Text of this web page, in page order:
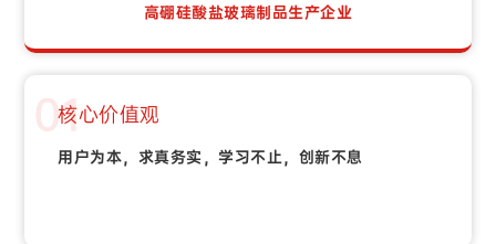
核心价值观
01
用户为本，求真务实，学习不止，创新不息
高硼硅酸盐玻璃制品生产企业